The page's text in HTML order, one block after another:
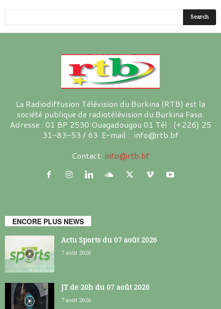
La Radiodiffusion Télévision du Burkina (RTB) est la
société publique de radiotélévision du Burkina Faso.
Adresse : 01 BP 2530 Ouagadougou 01 Tél : (+226) 25
31-83-53 / 63 E-mail : info@rtb.bf
Contact: info@rtb.bf
ENCORE PLUS NEWS
Actu Sports du 07 août 2026
7 août 2026
JT de 20h du 07 août 2026
7 août 2026